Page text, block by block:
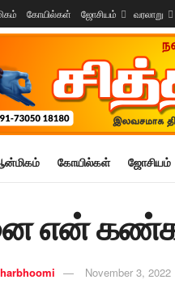
கோயில்கள் ஜோசியம் வரலாறு
கோயில்கள் ஜோசியம்
என்
November 3, 2022